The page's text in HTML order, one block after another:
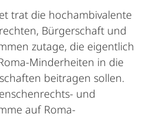
trat die hochambivalente
Bürgerschaft und
zutage, die eigentlich
Minderheiten in die
beitragen sollen.
und
auf Roma-